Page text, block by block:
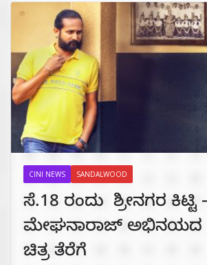
CINI NEWS SANDALWOOD
ಸೆ.18 ರಂದು ಶ್ರೀನಗರ ಕಿಟ್ಟಿ
ಮೇಘನಾರಾಜ್ ಅಭಿನಯದ
ಚಿತ್ರ ತೆರೆಗೆ